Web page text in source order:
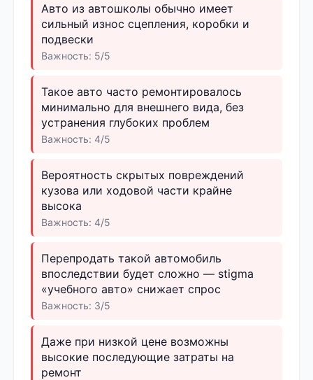
Авто из автошколы обычно имеет
сильный износ сцепления, коробки и
подвески
Важность: 5/5
Такое авто часто ремонтировалось
минимально для внешнего вида, без
устранения глубоких проблем
Важность: 4/5
Вероятность скрытых повреждений
кузова или ходовой части крайне
высока
Важность: 4/5
Перепродать такой автомобиль
впоследствии будет сложно — stigma
«учебного авто» снижает спрос
Важность: 3/5
Даже при низкой цене возможны
высокие последующие затраты на
ремонт